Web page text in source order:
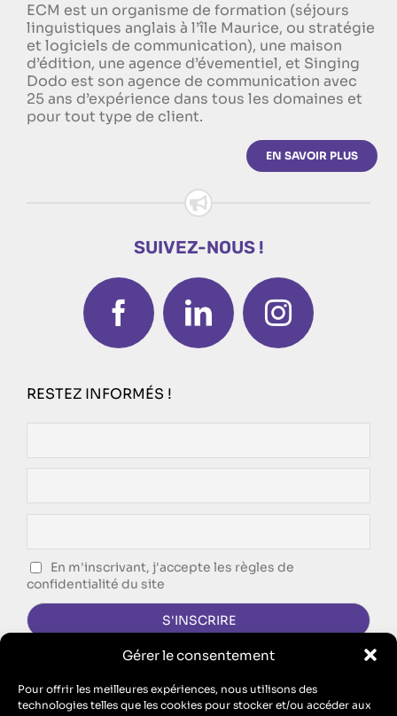
Gérer le consentement
Pour offrir les meilleures expériences, nous utilisons des
technologies telles que les cookies pour stocker et/ou accéder aux
ECM est un organisme de formation (séjours
linguistiques anglais à l’île Maurice, ou stratégie
et logiciels de communication), une maison
d’édition, une agence d’évementiel, et Singing
Dodo est son agence de communication avec
25 ans d’expérience dans tous les domaines et
pour tout type de client.
EN SAVOIR PLUS
SUIVEZ-NOUS !
RESTEZ INFORMÉS !
En m'inscrivant, j'accepte les règles de
confidentialité du site
CONTACTEZ-NOUS !
FORMULAIRE DE CONTACT